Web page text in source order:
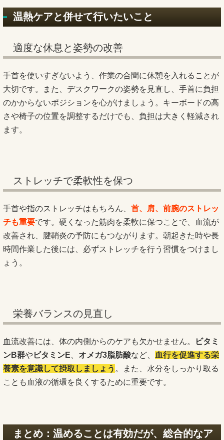
温熱ケアと併せて行いたいこと
適度な休息と姿勢の改善
手首を使いすぎないよう、作業の合間に休憩を入れることが
大切です。また、デスクワークの姿勢を見直し、手首に負担
のかからないポジションを心がけましょう。キーボードの高
さや椅子の位置を調整するだけでも、負担は大きく軽減され
ます。
ストレッチで柔軟性を保つ
手首や指のストレッチはもちろん、 首、肩、前腕のストレッ
チも重要です。硬くなった筋肉を柔軟に保つことで、血流が
改善され、腱鞘炎の予防にもつながります。朝起きた時や長
時間作業した後には、必ずストレッチを行う習慣をつけまし
ょう。
栄養バランスの見直し
血流改善には、体の内側からのケアも欠かせません。
ビタミ
ンB群やビタミンE オメガ3脂肪酸など、
血行を促進する栄
養素を意識して摂取しましょう 。また、水分をしっかり取る
ことも血液の循環を良くするために重要です。
まとめ：温めることは有効だが、総合的なア